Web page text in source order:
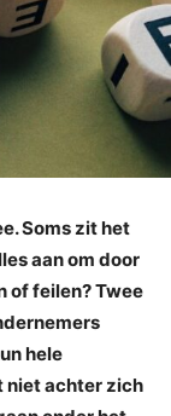
Soms zit het
aan om door
of feilen? Twee
hele
niet achter zich